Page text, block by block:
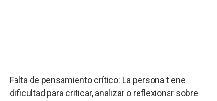
Falta de pensamiento crítico: La persona tiene
dificultad para criticar, analizar o reflexionar sobre